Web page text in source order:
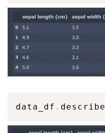
data_df . describe